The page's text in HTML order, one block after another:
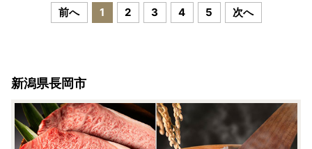
前へ 1 2 3 4 5 次へ
新潟県長岡市